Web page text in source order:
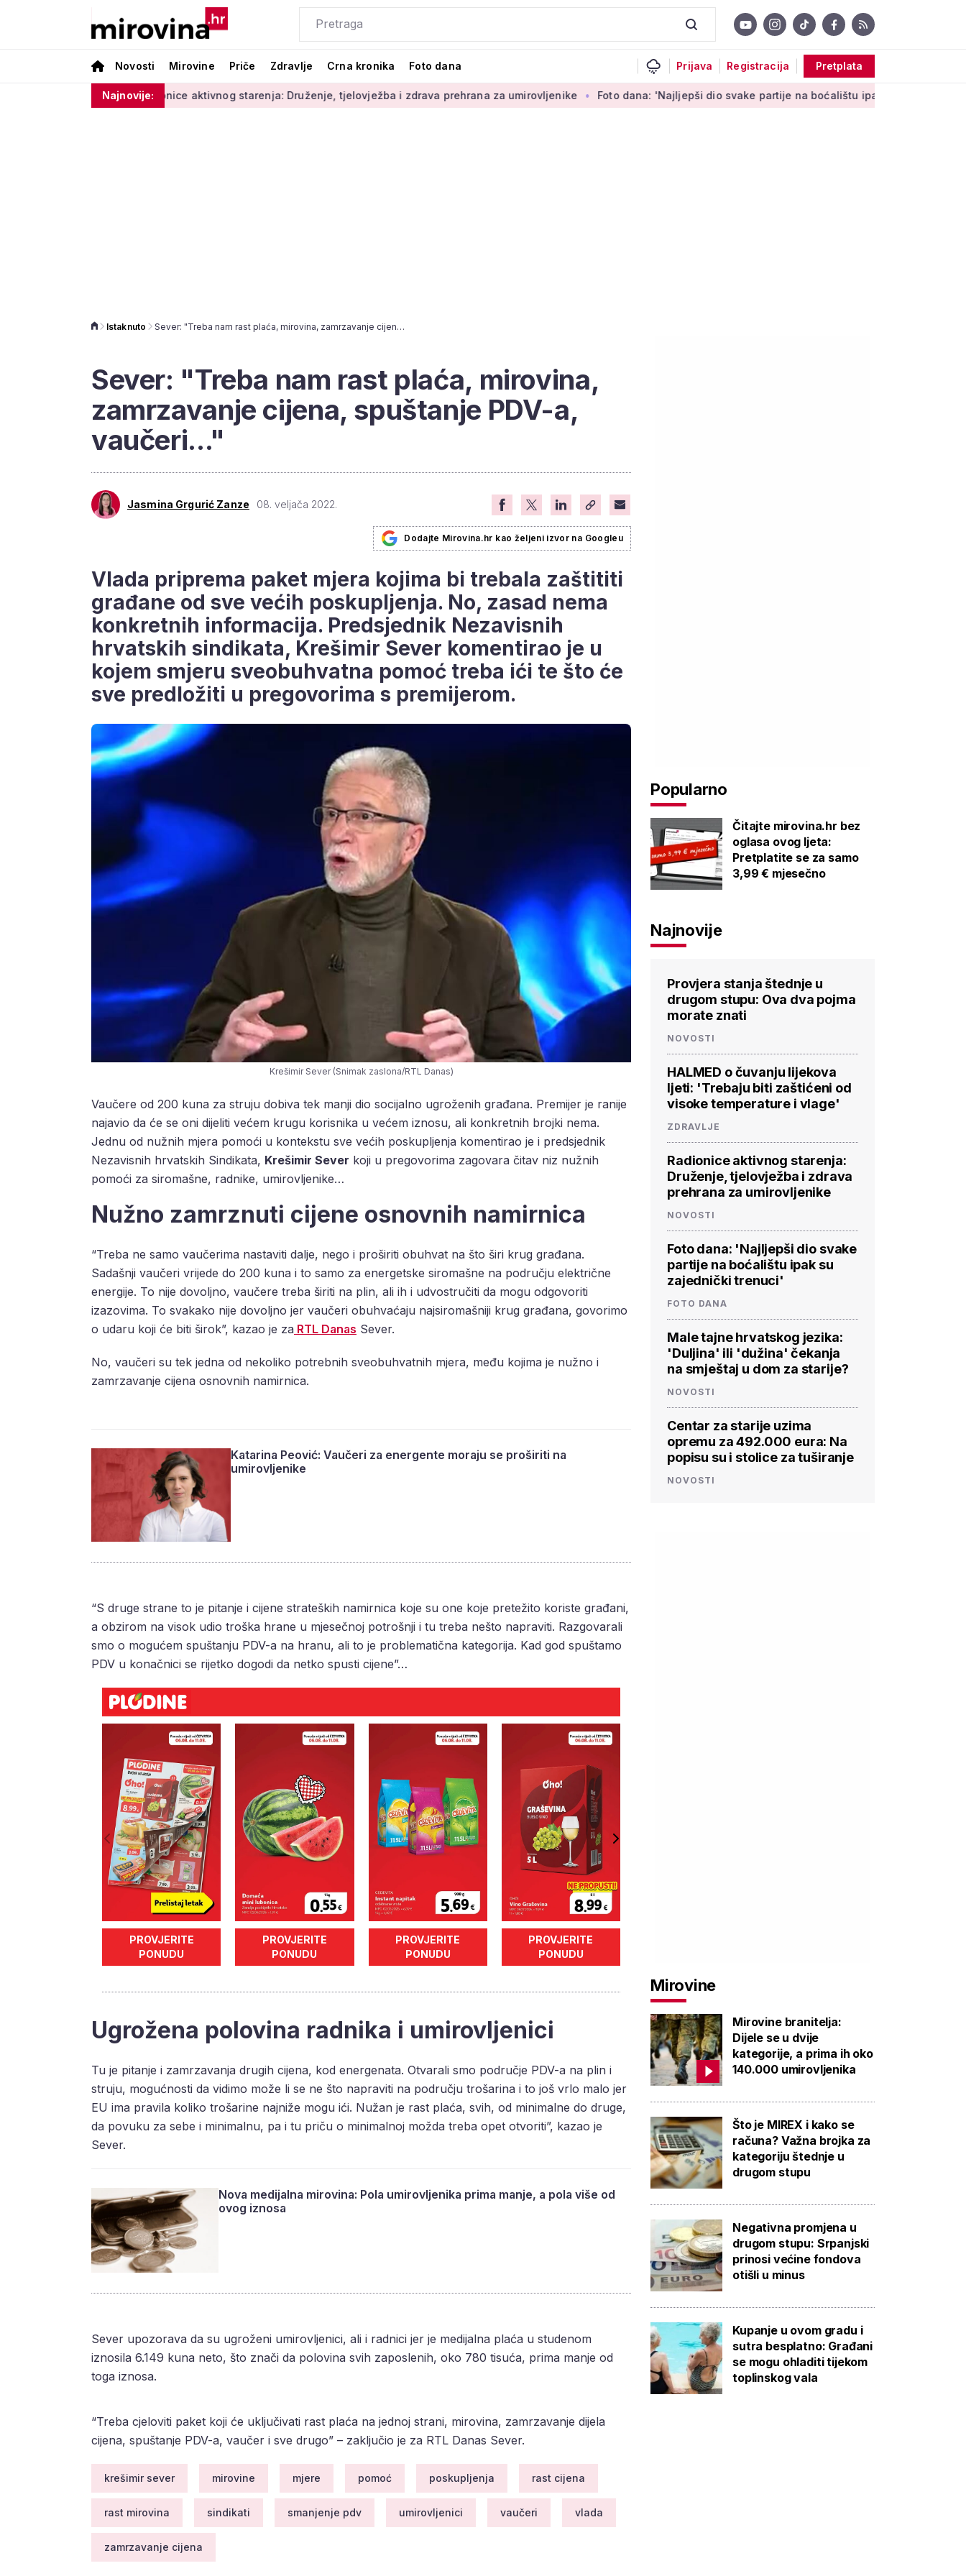
Novosti Mirovine Priče Zdravlje Crna kronika Foto dana Prijava Registracija Pretplata
Najnovije:
Radionice aktivnog starenja: Druženje, tjelovježba i zdrava prehrana za umirovljenike Foto dana: 'Najljepši dio svake partije na boćalištu ipak su zajednički trenuci'
Istaknuto Sever: "Treba nam rast plaća, mirovina, zamrzavanje cijena, spuštanje PDV-a, vaučeri..."
Sever: "Treba nam rast plaća, mirovina,
zamrzavanje cijena, spuštanje PDV-a,
vaučeri..."
Jasmina Grgurić Zanze 08. veljača 2022.
Dodajte Mirovina.hr kao željeni izvor na Googleu
Vlada priprema paket mjera kojima bi trebala zaštititi
građane od sve većih poskupljenja. No, zasad nema
konkretnih informacija. Predsjednik Nezavisnih
hrvatskih sindikata, Krešimir Sever komentirao je u
kojem smjeru sveobuhvatna pomoć treba ići te što će
sve predložiti u pregovorima s premijerom.
Krešimir Sever (Snimak zaslona/RTL Danas)
Vaučere od 200 kuna za struju dobiva tek manji dio socijalno ugroženih građana. Premijer je ranije
najavio da će se oni dijeliti većem krugu korisnika u većem iznosu, ali konkretnih brojki nema.
Jednu od nužnih mjera pomoći u kontekstu sve većih poskupljenja komentirao je i predsjednik
Nezavisnih hrvatskih Sindikata, Krešimir Sever koji u pregovorima zagovara čitav niz nužnih
pomoći za siromašne, radnike, umirovljenike…
Nužno zamrznuti cijene osnovnih namirnica
“Treba ne samo vaučerima nastaviti dalje, nego i proširiti obuhvat na što širi krug građana.
Sadašnji vaučeri vrijede do 200 kuna i to samo za energetske siromašne na području električne
energije. To nije dovoljno, vaučere treba širiti na plin, ali ih i udvostručiti da mogu odgovoriti
izazovima. To svakako nije dovoljno jer vaučeri obuhvaćaju najsiromašniji krug građana, govorimo
o udaru koji će biti širok”, kazao je za RTL Danas Sever.
No, vaučeri su tek jedna od nekoliko potrebnih sveobuhvatnih mjera, među kojima je nužno i
zamrzavanje cijena osnovnih namirnica.
Katarina Peović: Vaučeri za energente moraju se proširiti na
umirovljenike
“S druge strane to je pitanje i cijene strateških namirnica koje su one koje pretežito koriste građani,
a obzirom na visok udio troška hrane u mjesečnoj potrošnji i tu treba nešto napraviti. Razgovarali
smo o mogućem spuštanju PDV-a na hranu, ali to je problematična kategorija. Kad god spuštamo
PDV u konačnici se rijetko dogodi da netko spusti cijene”…
PROVJERITE
PONUDU
PROVJERITE
PONUDU
PROVJERITE
PONUDU
PROVJERITE
PONUDU
Ugrožena polovina radnika i umirovljenici
Tu je pitanje i zamrzavanja drugih cijena, kod energenata. Otvarali smo područje PDV-a na plin i
struju, mogućnosti da vidimo može li se ne što napraviti na području trošarina i to još vrlo malo jer
EU ima pravila koliko trošarine najniže mogu ići. Nužan je rast plaća, svih, od minimalne do druge,
da povuku za sebe i minimalnu, pa i tu priču o minimalnoj možda treba opet otvoriti”, kazao je
Sever.
Nova medijalna mirovina: Pola umirovljenika prima manje, a pola više od
ovog iznosa
Sever upozorava da su ugroženi umirovljenici, ali i radnici jer je medijalna plaća u studenom
iznosila 6.149 kuna neto, što znači da polovina svih zaposlenih, oko 780 tisuća, prima manje od
toga iznosa.
“Treba cjeloviti paket koji će uključivati rast plaća na jednoj strani, mirovina, zamrzavanje dijela
cijena, spuštanje PDV-a, vaučer i sve drugo” – zaključio je za RTL Danas Sever.
krešimir sever mirovine mjere pomoć poskupljenja rast cijena
rast mirovina sindikati smanjenje pdv umirovljenici vaučeri vlada
zamrzavanje cijena
Popularno
Čitajte mirovina.hr bez
oglasa ovog ljeta:
Pretplatite se za samo
3,99 € mjesečno
Najnovije
Provjera stanja štednje u
drugom stupu: Ova dva pojma
morate znati
NOVOSTI
HALMED o čuvanju lijekova
ljeti: 'Trebaju biti zaštićeni od
visoke temperature i vlage'
ZDRAVLJE
Radionice aktivnog starenja:
Druženje, tjelovježba i zdrava
prehrana za umirovljenike
NOVOSTI
Foto dana: 'Najljepši dio svake
partije na boćalištu ipak su
zajednički trenuci'
FOTO DANA
Male tajne hrvatskog jezika:
'Duljina' ili 'dužina' čekanja
na smještaj u dom za starije?
NOVOSTI
Centar za starije uzima
opremu za 492.000 eura: Na
popisu su i stolice za tuširanje
NOVOSTI
Mirovine
Mirovine branitelja:
Dijele se u dvije
kategorije, a prima ih oko
140.000 umirovljenika
Što je MIREX i kako se
računa? Važna brojka za
kategoriju štednje u
drugom stupu
Negativna promjena u
drugom stupu: Srpanjski
prinosi većine fondova
otišli u minus
Kupanje u ovom gradu i
sutra besplatno: Građani
se mogu ohladiti tijekom
toplinskog vala